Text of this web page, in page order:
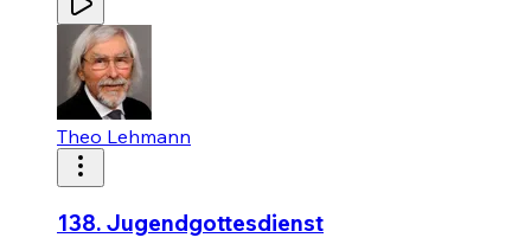
Theo Lehmann
138. Jugendgottesdienst